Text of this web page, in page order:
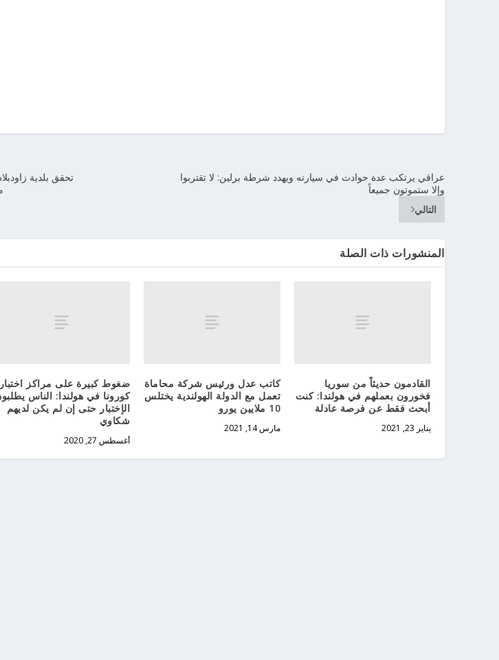
تحقق بلدية
عراقي يرتكب عدة حوادث في سيارته ويهدد شرطة برلين: لا تقتربوا
وإلا ستموتون جميعاً
التالي
المنشورات ذات الصلة
القادمون حديثاً من سوريا
فخورون بعملهم في هولندا: كنت
أبحث فقط عن فرصة عادلة
يناير 23, 2021
كاتب عدل ورئيس شركة محاماة
تعمل مع الدولة الهولندية يختلس
10 ملايين يورو
مارس 14, 2021
ضغوط كبيرة على مراكز اختبار
كورونا في هولندا: الناس
الإختبار حتى إن لم يكن لديهم
شكاوي
أغسطس 27, 2020